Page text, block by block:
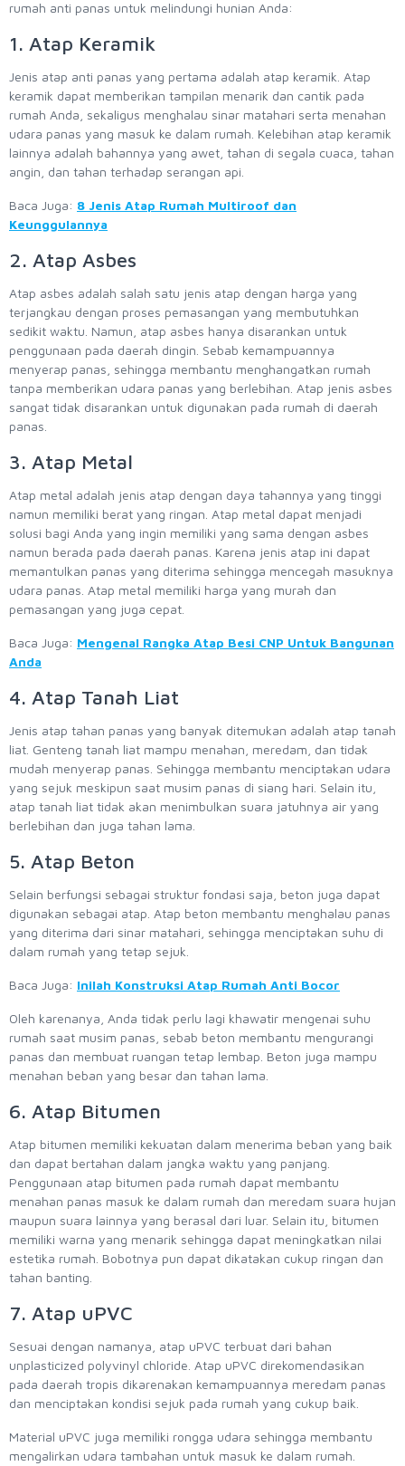
rumah anti panas untuk melindungi hunian Anda:
1. Atap Keramik
Jenis atap anti panas yang pertama adalah atap keramik. Atap
keramik dapat memberikan tampilan menarik dan cantik pada
rumah Anda, sekaligus menghalau sinar matahari serta menahan
udara panas yang masuk ke dalam rumah. Kelebihan atap keramik
lainnya adalah bahannya yang awet, tahan di segala cuaca, tahan
angin, dan tahan terhadap serangan api.
Baca Juga: 8 Jenis Atap Rumah Multiroof dan
Keunggulannya
2. Atap Asbes
Atap asbes adalah salah satu jenis atap dengan harga yang
terjangkau dengan proses pemasangan yang membutuhkan
sedikit waktu. Namun, atap asbes hanya disarankan untuk
penggunaan pada daerah dingin. Sebab kemampuannya
menyerap panas, sehingga membantu menghangatkan rumah
tanpa memberikan udara panas yang berlebihan. Atap jenis asbes
sangat tidak disarankan untuk digunakan pada rumah di daerah
panas.
3. Atap Metal
Atap metal adalah jenis atap dengan daya tahannya yang tinggi
namun memiliki berat yang ringan. Atap metal dapat menjadi
solusi bagi Anda yang ingin memiliki yang sama dengan asbes
namun berada pada daerah panas. Karena jenis atap ini dapat
memantulkan panas yang diterima sehingga mencegah masuknya
udara panas. Atap metal memiliki harga yang murah dan
pemasangan yang juga cepat.
Baca Juga: Mengenal Rangka Atap Besi CNP Untuk Bangunan
Anda
4. Atap Tanah Liat
Jenis atap tahan panas yang banyak ditemukan adalah atap tanah
liat. Genteng tanah liat mampu menahan, meredam, dan tidak
mudah menyerap panas. Sehingga membantu menciptakan udara
yang sejuk meskipun saat musim panas di siang hari. Selain itu,
atap tanah liat tidak akan menimbulkan suara jatuhnya air yang
berlebihan dan juga tahan lama.
5. Atap Beton
Selain berfungsi sebagai struktur fondasi saja, beton juga dapat
digunakan sebagai atap. Atap beton membantu menghalau panas
yang diterima dari sinar matahari, sehingga menciptakan suhu di
dalam rumah yang tetap sejuk.
Baca Juga: Inilah Konstruksi Atap Rumah Anti Bocor
Oleh karenanya, Anda tidak perlu lagi khawatir mengenai suhu
rumah saat musim panas, sebab beton membantu mengurangi
panas dan membuat ruangan tetap lembap. Beton juga mampu
menahan beban yang besar dan tahan lama.
6. Atap Bitumen
Atap bitumen memiliki kekuatan dalam menerima beban yang baik
dan dapat bertahan dalam jangka waktu yang panjang.
Penggunaan atap bitumen pada rumah dapat membantu
menahan panas masuk ke dalam rumah dan meredam suara hujan
maupun suara lainnya yang berasal dari luar. Selain itu, bitumen
memiliki warna yang menarik sehingga dapat meningkatkan nilai
estetika rumah. Bobotnya pun dapat dikatakan cukup ringan dan
tahan banting.
7. Atap uPVC
Sesuai dengan namanya, atap uPVC terbuat dari bahan
unplasticized polyvinyl chloride. Atap uPVC direkomendasikan
pada daerah tropis dikarenakan kemampuannya meredam panas
dan menciptakan kondisi sejuk pada rumah yang cukup baik.
Material uPVC juga memiliki rongga udara sehingga membantu
mengalirkan udara tambahan untuk masuk ke dalam rumah.